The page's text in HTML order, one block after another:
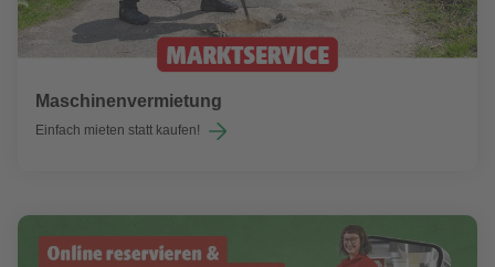
Maschinenvermietung
Einfach mieten statt kaufen!